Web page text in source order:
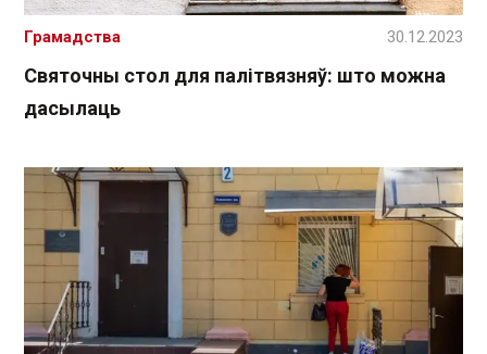
Святочны стол для палітвязняў: што можна
дасылаць
Грамадства 30.12.2023